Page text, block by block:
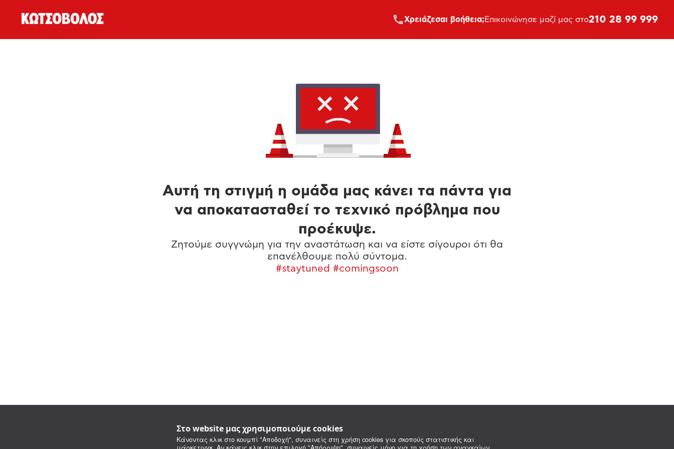
Στο website μας χρησιμοποιούμε cookies
Κάνοντας κλικ στο κουμπί "Αποδοχή", συναινείς στη χρήση cookies για σκοπούς στατιστικής και
Xρειάζεσαι βοήθεια; Επικοινώνησε μαζί μας στο210 28 99 999
Αυτή τη στιγμή η ομάδα μας κάνει τα πάντα για
να αποκατασταθεί το τεχνικό πρόβλημα που
προέκυψε.
Ζητούμε συγγνώμη για την αναστάτωση και να είστε σίγουροι ότι θα
επανέλθουμε πολύ σύντομα.
#staytuned #comingsoon